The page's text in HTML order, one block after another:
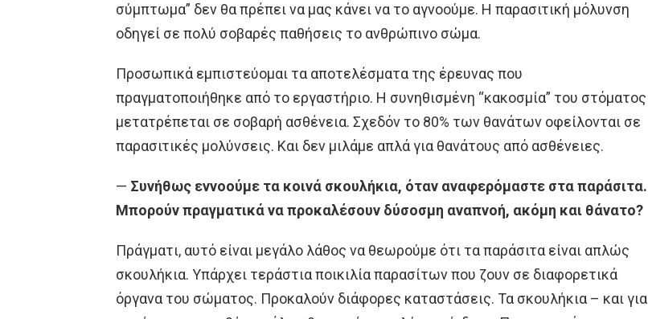
σύμπτωμα” δεν θα πρέπει να μας κάνει να το αγνοούμε. Η παρασιτική μόλυνση
οδηγεί σε πολύ σοβαρές παθήσεις το ανθρώπινο σώμα.
Προσωπικά εμπιστεύομαι τα αποτελέσματα της έρευνας που
πραγματοποιήθηκε από το εργαστήριο. Η συνηθισμένη “κακοσμία” του στόματος
μετατρέπεται σε σοβαρή ασθένεια. Σχεδόν το 80% των θανάτων οφείλονται σε
παρασιτικές μολύνσεις. Και δεν μιλάμε απλά για θανάτους από ασθένειες.
— Συνήθως εννοούμε τα κοινά σκουλήκια, όταν αναφερόμαστε στα παράσιτα.
Μπορούν πραγματικά να προκαλέσουν δύσοσμη αναπνοή, ακόμη και θάνατο?
Πράγματι, αυτό είναι μεγάλο λάθος να θεωρούμε ότι τα παράσιτα είναι απλώς
σκουλήκια. Υπάρχει τεράστια ποικιλία παρασίτων που ζουν σε διαφορετικά
όργανα του σώματος. Προκαλούν διάφορες καταστάσεις. Τα σκουλήκια – και για